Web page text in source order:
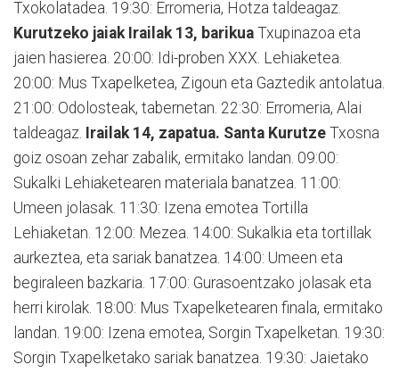
Txokolatadea. 19:30: Erromeria, Hotza taldeagaz.
Kurutzeko jaiak Irailak 13, barikua Txupinazoa eta
jaien hasierea. 20:00: Idi-proben XXX. Lehiaketea.
20:00: Mus Txapelketea, Zigoun eta Gaztedik antolatua.
21:00: Odolosteak, tabernetan. 22:30: Erromeria, Alai
taldeagaz. Irailak 14, zapatua. Santa Kurutze Txosna
goiz osoan zehar zabalik, ermitako landan. 09:00:
Sukalki Lehiaketearen materiala banatzea. 11:00:
Umeen jolasak. 11:30: Izena emotea Tortilla
Lehiaketan. 12:00: Mezea. 14:00: Sukalkia eta tortillak
aurkeztea, eta sariak banatzea. 14:00: Umeen eta
begiraleen bazkaria. 17:00: Gurasoentzako jolasak eta
herri kirolak. 18:00: Mus Txapelketearen finala, ermitako
landan. 19:00: Izena emotea, Sorgin Txapelketan. 19:30:
Sorgin Txapelketako sariak banatzea. 19:30: Jaietako